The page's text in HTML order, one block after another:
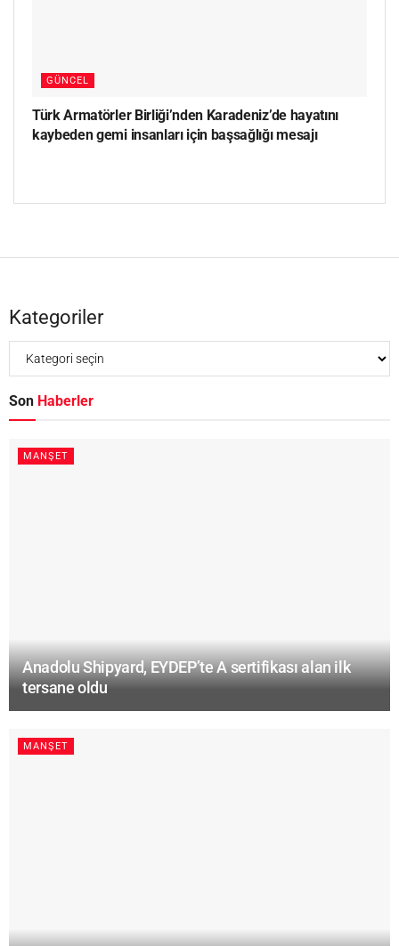
GÜNCEL
Türk Armatörler Birliği’nden Karadeniz’de hayatını
kaybeden gemi insanları için başsağlığı mesajı
Kategoriler
Son Haberler
MANŞET
Anadolu Shipyard, EYDEP’te A sertifikası alan ilk
tersane oldu
MANŞET